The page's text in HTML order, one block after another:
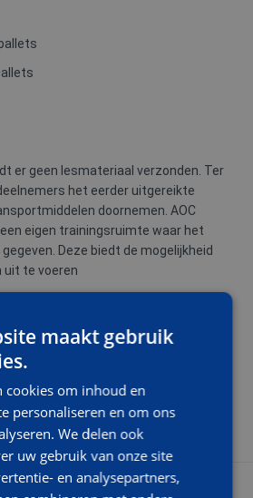
er geen lesmateriaal verzonden. Ter
het eerder uitgereikte
doornemen. AOC
eigen trainingsruimte waar het
Deze biedt de mogelijkheid
uit te voeren
De tijden zijn van 08.30 – 14.00 uur.
de veiligheid kunnen aan deze
deelnemen.
maakt gebruik
cookies om inhoud en
personaliseren en om ons
We delen ook
uw gebruik van onze site
en analysepartners,